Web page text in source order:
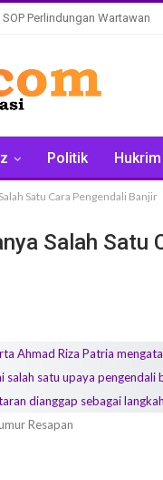
SOP Perlindungan Wartawan
Politik Hukrim
Satu Cara Pengendali Banjir
Salah Satu
Resapan